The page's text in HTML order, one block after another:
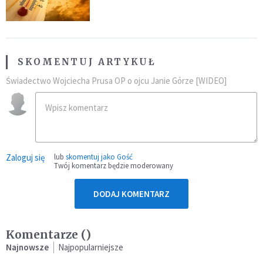
SKOMENTUJ ARTYKUŁ
Świadectwo Wojciecha Prusa OP o ojcu Janie Górze [WIDEO]
Zaloguj się lub skomentuj jako Gość
Twój komentarz będzie moderowany
DODAJ KOMENTARZ
Komentarze ()
Najnowsze Najpopularniejsze